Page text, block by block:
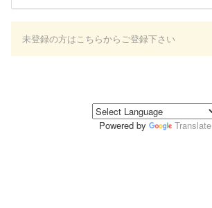
未登録の方はこちらからご登録下さい
Powered by Translate